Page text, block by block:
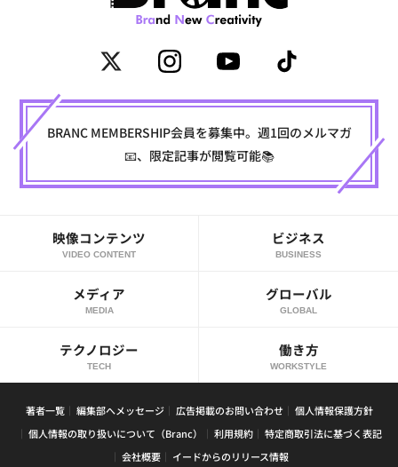
BRANC MEMBERSHIP会員を募集中。週1回のメルマガ
📧、限定記事が閲覧可能📚
映像コンテンツ
VIDEO CONTENT
ビジネス
BUSINESS
メディア
MEDIA
グローバル
GLOBAL
テクノロジー
TECH
働き方
WORKSTYLE
著者一覧 編集部へメッセージ 広告掲載のお問い合わせ
個人情報保護方針
個人情報の取り扱いについて（Branc）
利用規約
特定商取引法に基づく表記
会社概要
イードからのリリース情報